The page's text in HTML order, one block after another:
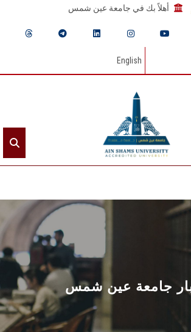
أهلاً بك في جامعة عين شمس
English
الرئيسيـة
عن الجامعة
القطاعـات
الشئون الأكاديمية
جامعة عين شمس